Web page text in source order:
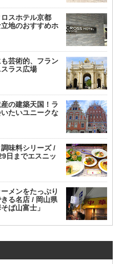
スホテル京都
地のおすすめホ
も芸術的、フラン
ラス広場
の建築天国！ラ
たいユニークな
調味料シリーズ /
日までエスニッ
メンをたっぷり
る名店 / 岡山県
ば山富士」